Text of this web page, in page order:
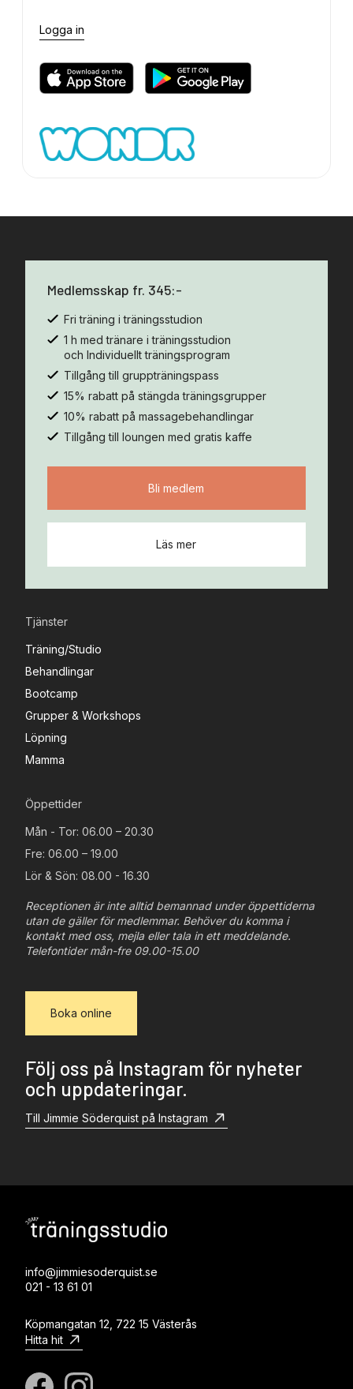
Logga in
Tjänster
Träning/Studio
Behandlingar
Bootcamp
Grupper & Workshops
Löpning
Mamma
Öppettider
Mån - Tor: 06.00 – 20.30
Fre: 06.00 – 19.00
Lör & Sön: 08.00 - 16.30
Receptionen är inte alltid bemannad under öppettiderna
utan de gäller för medlemmar. Behöver du komma i
kontakt med oss, mejla eller tala in ett meddelande.
Telefontider mån-fre 09.00-15.00
Boka online
Följ oss på Instagram för nyheter
och uppdateringar.
Till Jimmie Söderquist på Instagram
Medlemsskap fr. 345:-
Fri träning i träningsstudion
1 h med tränare i träningsstudion
och Individuellt träningsprogram
Tillgång till gruppträningspass
15% rabatt på stängda träningsgrupper
10% rabatt på massagebehandlingar
Tillgång till loungen med gratis kaffe
Bli medlem
Läs mer
info@jimmiesoderquist.se
021 - 13 61 01
Köpmangatan 12, 722 15 Västerås
Hitta hit